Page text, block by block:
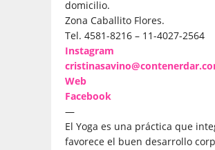
domicilio.
Zona Caballito Flores.
Tel. 4581-8216 – 11-4027-2564
Instagram
Web
Facebook
—
El Yoga es una práctica que
favorece el buen desarrollo